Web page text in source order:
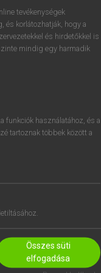
elindításához
belépek.
„
tevékenységek
és korlátozhatják, hogy a
és hirdetőkkel is
mindig egy harmadik
funkciók használatához, és a
tartoznak többek között a
Összes süti
elfogadása